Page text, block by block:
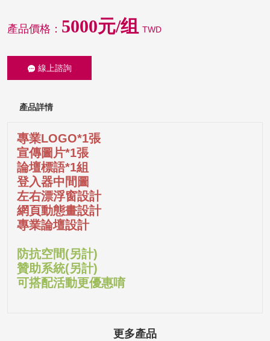
產品價格： 5000元/组 TWD
線上諮詢
產品詳情
專業LOGO*1張
宣傳圖片*1張
論壇標語*1組
登入器中間圖
左右漂浮窗設計
網頁動態畫設計
專業論壇設計
防抗空間(另計)
贊助系統(另計)
可搭配活動更優惠唷
更多產品